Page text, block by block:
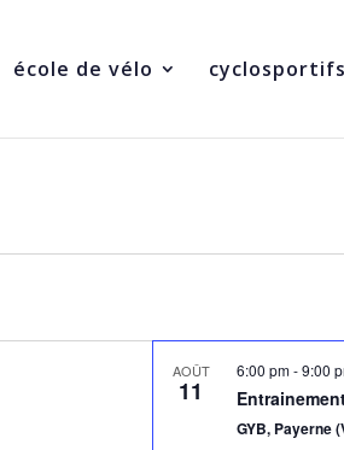
école de vélo cyclosportifs
AOÛT
11
6:00 pm-9:00
GYB, Payerne